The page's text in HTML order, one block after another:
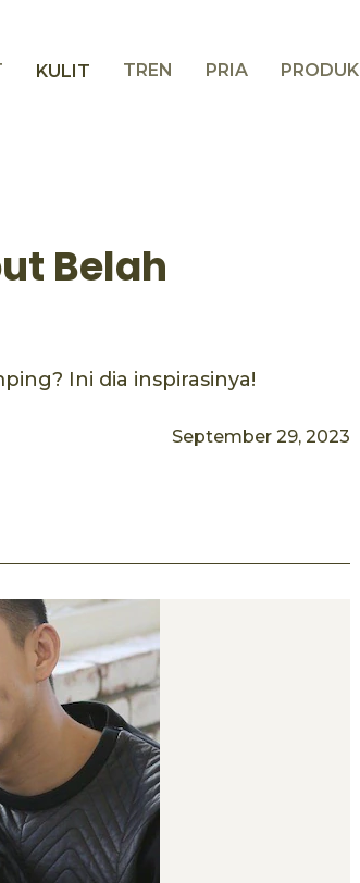
KULIT TREN PRIA PRODUK
Belah
Ini dia inspirasinya!
September 29, 2023